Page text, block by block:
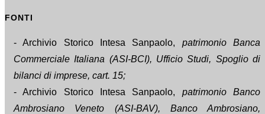
FONTI
- Archivio Storico Intesa Sanpaolo, patrimonio Banca
Commerciale Italiana (ASI-BCI), Ufficio Studi, Spoglio di
bilanci di imprese, cart. 15;
- Archivio Storico Intesa Sanpaolo, patrimonio Banco
Ambrosiano Veneto (ASI-BAV), Banco Ambrosiano,